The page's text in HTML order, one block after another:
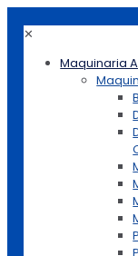
✕
Maquinaria